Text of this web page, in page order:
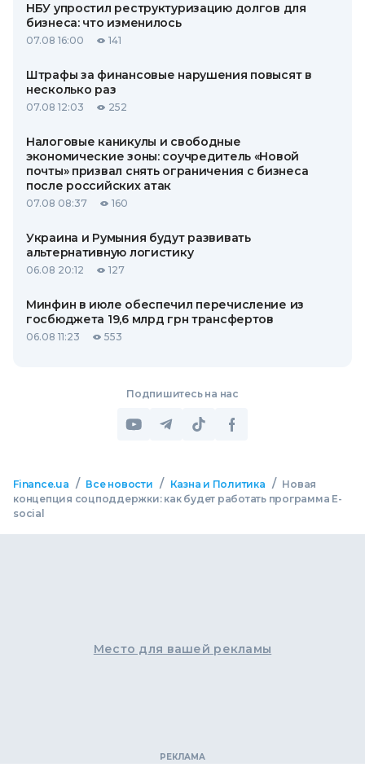
НБУ упростил реструктуризацию долгов для
бизнеса: что изменилось
07.08 16:00 141
Штрафы за финансовые нарушения повысят в
несколько раз
07.08 12:03 252
Налоговые каникулы и свободные
экономические зоны: соучредитель «Новой
почты» призвал снять ограничения с бизнеса
после российских атак
07.08 08:37 160
Украина и Румыния будут развивать
альтернативную логистику
06.08 20:12 127
Минфин в июле обеспечил перечисление из
госбюджета 19,6 млрд грн трансфертов
06.08 11:23 553
Подпишитесь на нас
Finance.ua / Все новости / Казна и Политика / Новая
концепция соцподдержки: как будет работать программа Е-
social
Место для вашей рекламы